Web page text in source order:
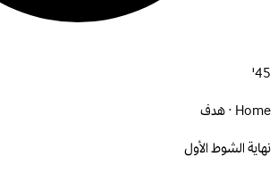
45'
Home · هدف
نهاية الشوط الأول